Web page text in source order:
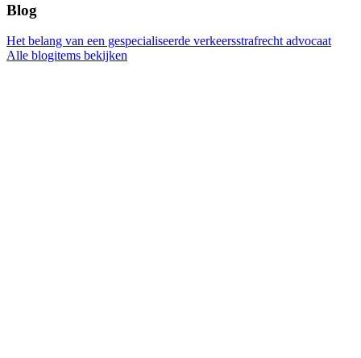
Blog
Het belang van een gespecialiseerde verkeersstrafrecht advocaat
Alle blogitems bekijken